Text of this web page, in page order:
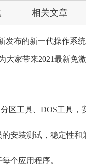
相关文章
布的新一代操作系
大家带来2021最新免
工具、DOS工具，
安装测试，稳定性和
个应用程序。